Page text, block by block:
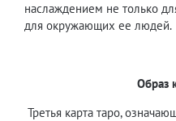
наслаждением не только
для окружающих ее людей.
Образ
Третья карта таро,